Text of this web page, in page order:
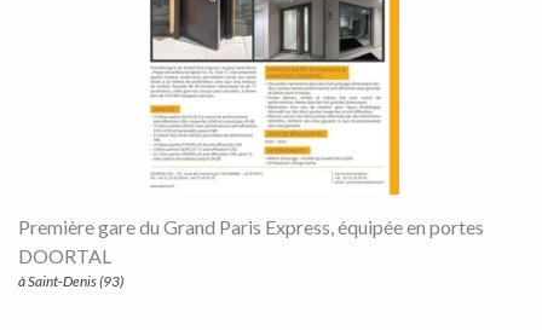
Première gare du Grand Paris Express, équipée en portes
DOORTAL
à Saint-Denis (93)